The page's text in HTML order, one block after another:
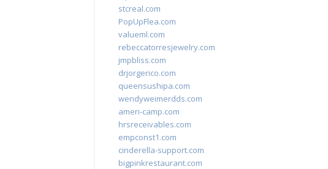
stcreal.com
PopUpFlea.com
valueml.com
rebeccatorresjewelry.com
jmpbliss.com
drjorgerico.com
queensushipa.com
wendyweimerdds.com
ameri-camp.com
hrsreceivables.com
empconst1.com
cinderella-support.com
bigpinkrestaurant.com